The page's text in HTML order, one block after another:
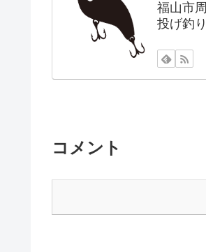
福山市
投げ釣
コメント